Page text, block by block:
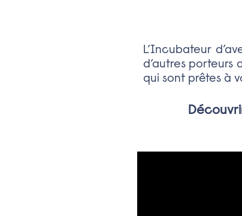
L’Incubateur
d’autres porteurs
qui sont prêtes à